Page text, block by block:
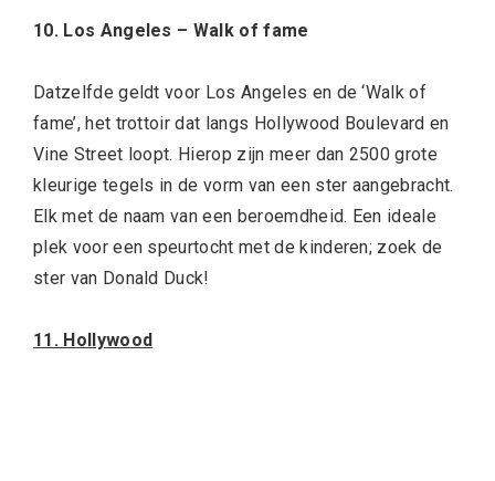
10. Los Angeles – Walk of fame
Datzelfde geldt voor Los Angeles en de ‘Walk of
fame’, het trottoir dat langs Hollywood Boulevard en
Vine Street loopt. Hierop zijn meer dan 2500 grote
kleurige tegels in de vorm van een ster aangebracht.
Elk met de naam van een beroemdheid. Een ideale
plek voor een speurtocht met de kinderen; zoek de
ster van Donald Duck!
11. Hollywood